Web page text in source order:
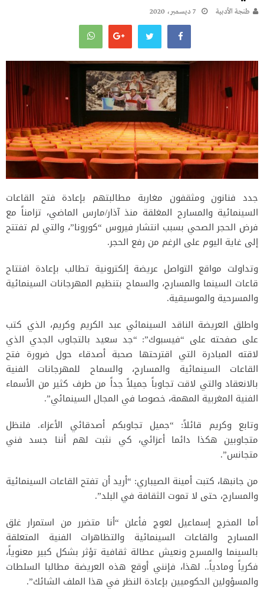
طنجة الأدبية 7 ديسمبر، 2020
جدد فنانون ومثقفون مغاربة مطالبتهم بإعادة فتح القاعات
السينمائية والمسارح المغلقة منذ آذار/مارس الماضي، تزامناً مع
فرض الحجر الصحي بسبب انتشار فيروس “كورونا”، والتي لم تفتتح
إلى غاية اليوم على الرغم من رفع الحجر.
وتداولت مواقع التواصل عريضة إلكترونية تطالب بإعادة افتتاح
قاعات السينما والمسارح، والسماح بتنظيم المهرجانات السينمائية
والمسرحية والموسيقية.
واطلق العريضة الناقد السينمائي عبد الكريم وكريم، الذي كتب
على صفحته على “فيسبوك”: “جد سعيد بالتجاوب الجدي الذي
لاقته المبادرة التي اقترحتها صحبة أصدقاء حول ضرورة فتح
القاعات السينمائية والمسارح، والسماح للمهرجانات الفنية
بالانعقاد والتي لاقت تجاوباً جميلاً جداً من طرف كثير من الأسماء
الفنية المغربية المهمة، خصوصا في المجال السينمائي”.
وتابع وكريم قائلاً: “جميل تجاوبكم أصدقائي الأعزاء. فلنظل
متجاوبين هكذا دائما أعزائي، كي نثبت لهم أننا جسد فني
متجانس”.
من جانبها، كتبت أمينة الصيباري: “أريد أن تفتح القاعات السينمائية
والمسارح، حتى لا تموت الثقافة في البلد”.
أما المخرج إسماعيل لعوج فأعلن “أنا متضرر من استمرار غلق
المسارح والقاعات السينمائية والتظاهرات الفنية المتعلقة
بالسينما والمسرح ونعيش عطالة ثقافية تؤثر بشكل كبير معنوياً،
فكرياً ومادياً.. لهذا، فإنني أوقع هذه العريضة مطالبا السلطات
والمسؤولين الحكوميين بإعادة النظر في هذا الملف الشائك”.